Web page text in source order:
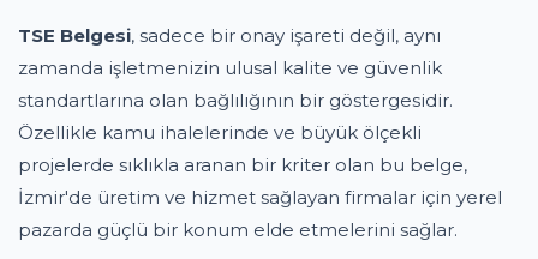
TSE Belgesi, sadece bir onay işareti değil, aynı
zamanda işletmenizin ulusal kalite ve güvenlik
standartlarına olan bağlılığının bir göstergesidir.
Özellikle kamu ihalelerinde ve büyük ölçekli
projelerde sıklıkla aranan bir kriter olan bu belge,
İzmir'de üretim ve hizmet sağlayan firmalar için yerel
pazarda güçlü bir konum elde etmelerini sağlar.